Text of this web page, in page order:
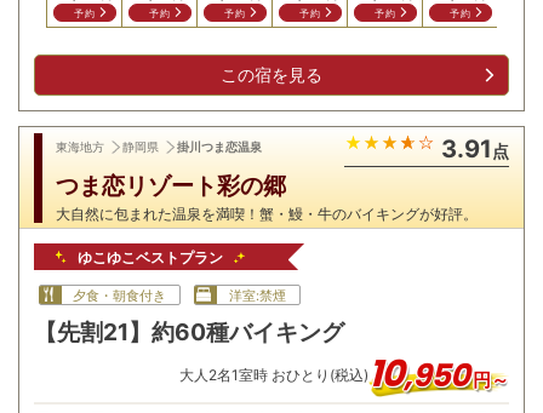
予約 予約 予約 予約 予約 予約
この宿を見る
東海地方 静岡県 掛川つま恋温泉 3.91 点
つま恋リゾート彩の郷
大自然に包まれた温泉を満喫！蟹・鰻・牛のバイキングが好評。
ゆこゆこベストプラン
夕食・朝食付き 洋室:禁煙
【先割21】約60種バイキング
大人 2名1室時 おひとり(税込)10,950円～